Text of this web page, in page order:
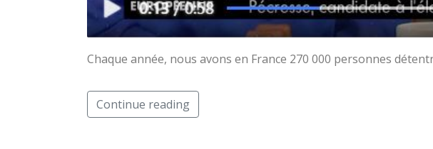
Chaque année, nous avons en France 270 000 personnes
Continue reading